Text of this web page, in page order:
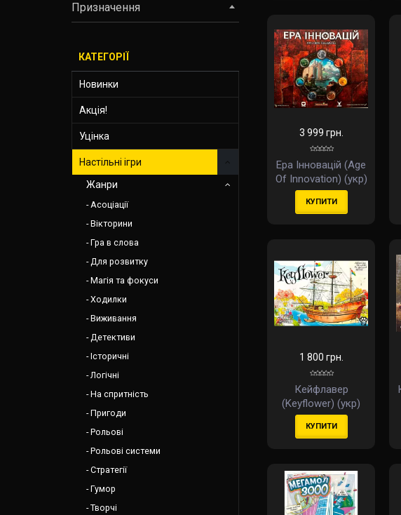
Призначення
КАТЕГОРІЇ
Новинки
Акція!
Уцінка
Настільні ігри
Жанри
Асоціації
Вікторини
Гра в слова
Для розвитку
Магія та фокуси
Ходилки
Виживання
Детективи
Історичні
Логічні
На спритність
Пригоди
Рольові
Рольові системи
Стратегії
Гумор
Творчі
3 999 грн.
Ера Інновацій (Age
Of Innovation) (укр)
КУПИТИ
1 800 грн.
Кейфлавер
(Keyflower) (укр)
КУПИТИ